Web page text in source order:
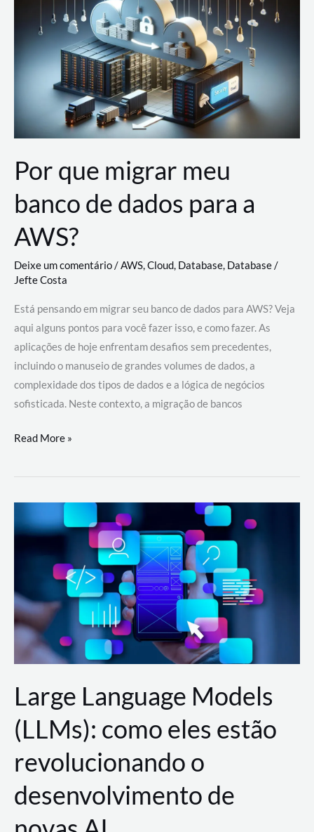
AWS
Por que migrar meu
banco de dados para a
AWS?
Deixe um comentário/AWS,Cloud, Database, Database/
Jefte Costa
Está pensando em migrar seu banco de dados para AWS? Veja
aqui alguns pontos para você fazer isso, e como fazer. As
aplicações de hoje enfrentam desafios sem precedentes,
incluindo o manuseio de grandes volumes de dados, a
complexidade dos tipos de dados e a lógica de negócios
sofisticada. Neste contexto, a migração de bancos
Por
migrar
de
a
AWS?
Read More »
Large Language Models
(LLMs): como eles estão
revolucionando o
desenvolvimento de